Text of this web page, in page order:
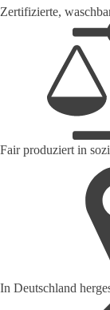
Zertifizierte,
Fair produziert in
In Deutschland